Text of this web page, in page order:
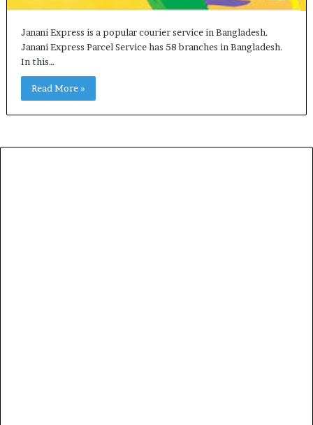
Janani Express is a popular courier service in Bangladesh.
Janani Express Parcel Service has 58 branches in Bangladesh.
In this…
Read More »